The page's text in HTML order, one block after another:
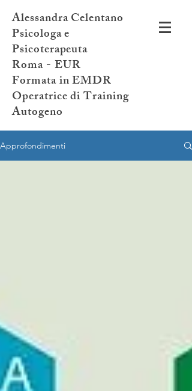
Alessandra Celentano
Psicologa e
Psicoterapeuta
Roma - EUR
Formata in EMDR
Operatrice di Training
Autogeno
Approfondimenti